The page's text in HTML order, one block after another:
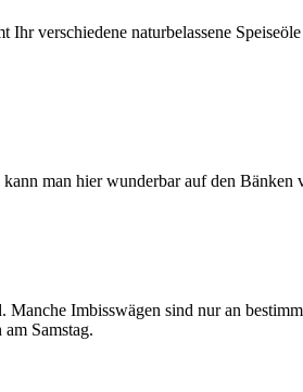
Ihr verschiedene naturbelassene
man hier wunderbar auf den Bänken
Imbisswägen sind nur an
Samstag.